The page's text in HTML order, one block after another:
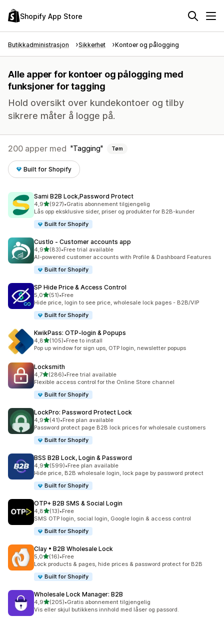
Shopify App Store
Butikkadministrasjon Sikkerhet Kontoer og pålogging
Alle apper for kontoer og pålogging med
funksjoner for tagging
Hold oversikt over kundekontoer og tilby
sikrere måter å logge på.
200 apper med Tagging Tøm
Built for Shopify
Sami B2B Lock,Password Protect
4,9av 5 stjerner
(927)
Totalt 927 omtaler
•Gratis abonnement tilgjengelig
Lås opp eksklusive sider, priser og produkter for B2B-kunder
Built for Shopify
Custlo ‑ Customer accounts app
4,9av 5 stjerner
(83)
Totalt 83 omtaler
•Free trial available
AI-powered customer accounts with Profile & Dashboard Features
Built for Shopify
SP Hide Price & Access Control
5,0av 5 stjerner
(51)
Totalt 51 omtaler
•Free
Hide price, login to see price, wholesale lock pages - B2B/VIP
Built for Shopify
KwikPass: OTP‑login & Popups
4,8av 5 stjerner
(105)
Totalt 105 omtaler
•Free to install
Pop up window for sign ups, OTP login, newsletter popups
Locksmith
4,7av 5 stjerner
(286)
Totalt 286 omtaler
•Free trial available
Flexible access control for the Online Store channel
Built for Shopify
LockPro: Password Protect Lock
4,9av 5 stjerner
(41)
Totalt 41 omtaler
•Free plan available
Password protect page B2B lock prices for wholesale customers
Built for Shopify
BSS B2B Lock, Login & Password
4,9av 5 stjerner
(599)
Totalt 599 omtaler
•Free plan available
Hide price, B2B wholesale login, lock page by password protect
Built for Shopify
OTP+ B2B SMS & Social Login
4,8av 5 stjerner
(13)
Totalt 13 omtaler
•Free
SMS OTP login, social login, Google login & access control
Built for Shopify
Clay • B2B Wholesale Lock
5,0av 5 stjerner
(16)
Totalt 16 omtaler
•Free
Lock products & pages, hide prices & password protect for B2B
Built for Shopify
Wholesale Lock Manager: B2B
4,9av 5 stjerner
(205)
Totalt 205 omtaler
•Gratis abonnement tilgjengelig
Vis eller skjul butikkens innhold med låser og passord.